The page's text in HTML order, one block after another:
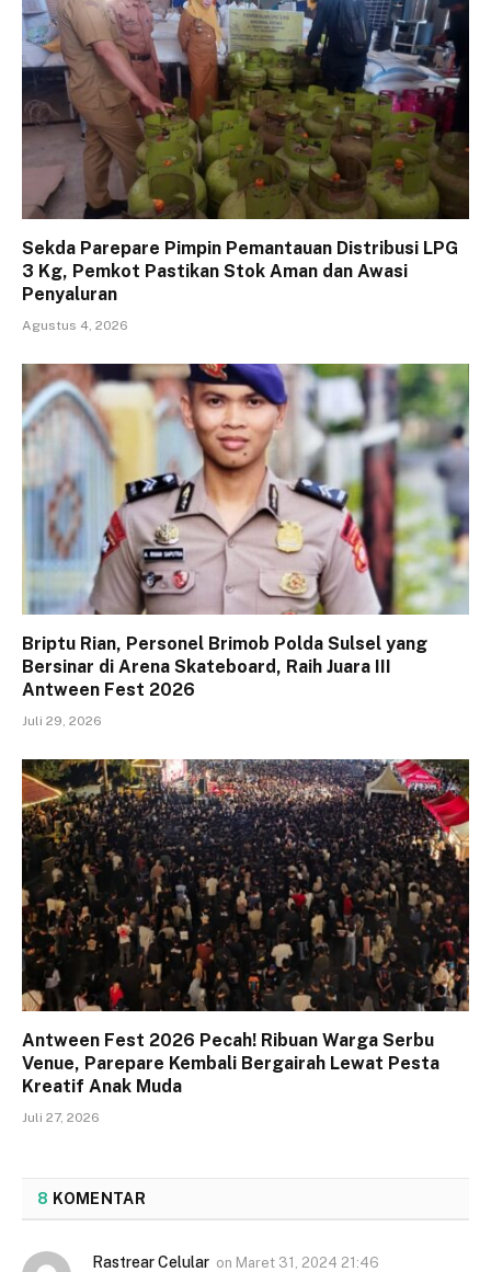
Sekda Parepare Pimpin Pemantauan Distribusi LPG
3 Kg, Pemkot Pastikan Stok Aman dan Awasi
Penyaluran
Agustus 4, 2026
Briptu Rian, Personel Brimob Polda Sulsel yang
Bersinar di Arena Skateboard, Raih Juara III
Antween Fest 2026
Juli 29, 2026
Antween Fest 2026 Pecah! Ribuan Warga Serbu
Venue, Parepare Kembali Bergairah Lewat Pesta
Kreatif Anak Muda
Juli 27, 2026
8 KOMENTAR
Rastrear Celular on Maret 31, 2024 21:46